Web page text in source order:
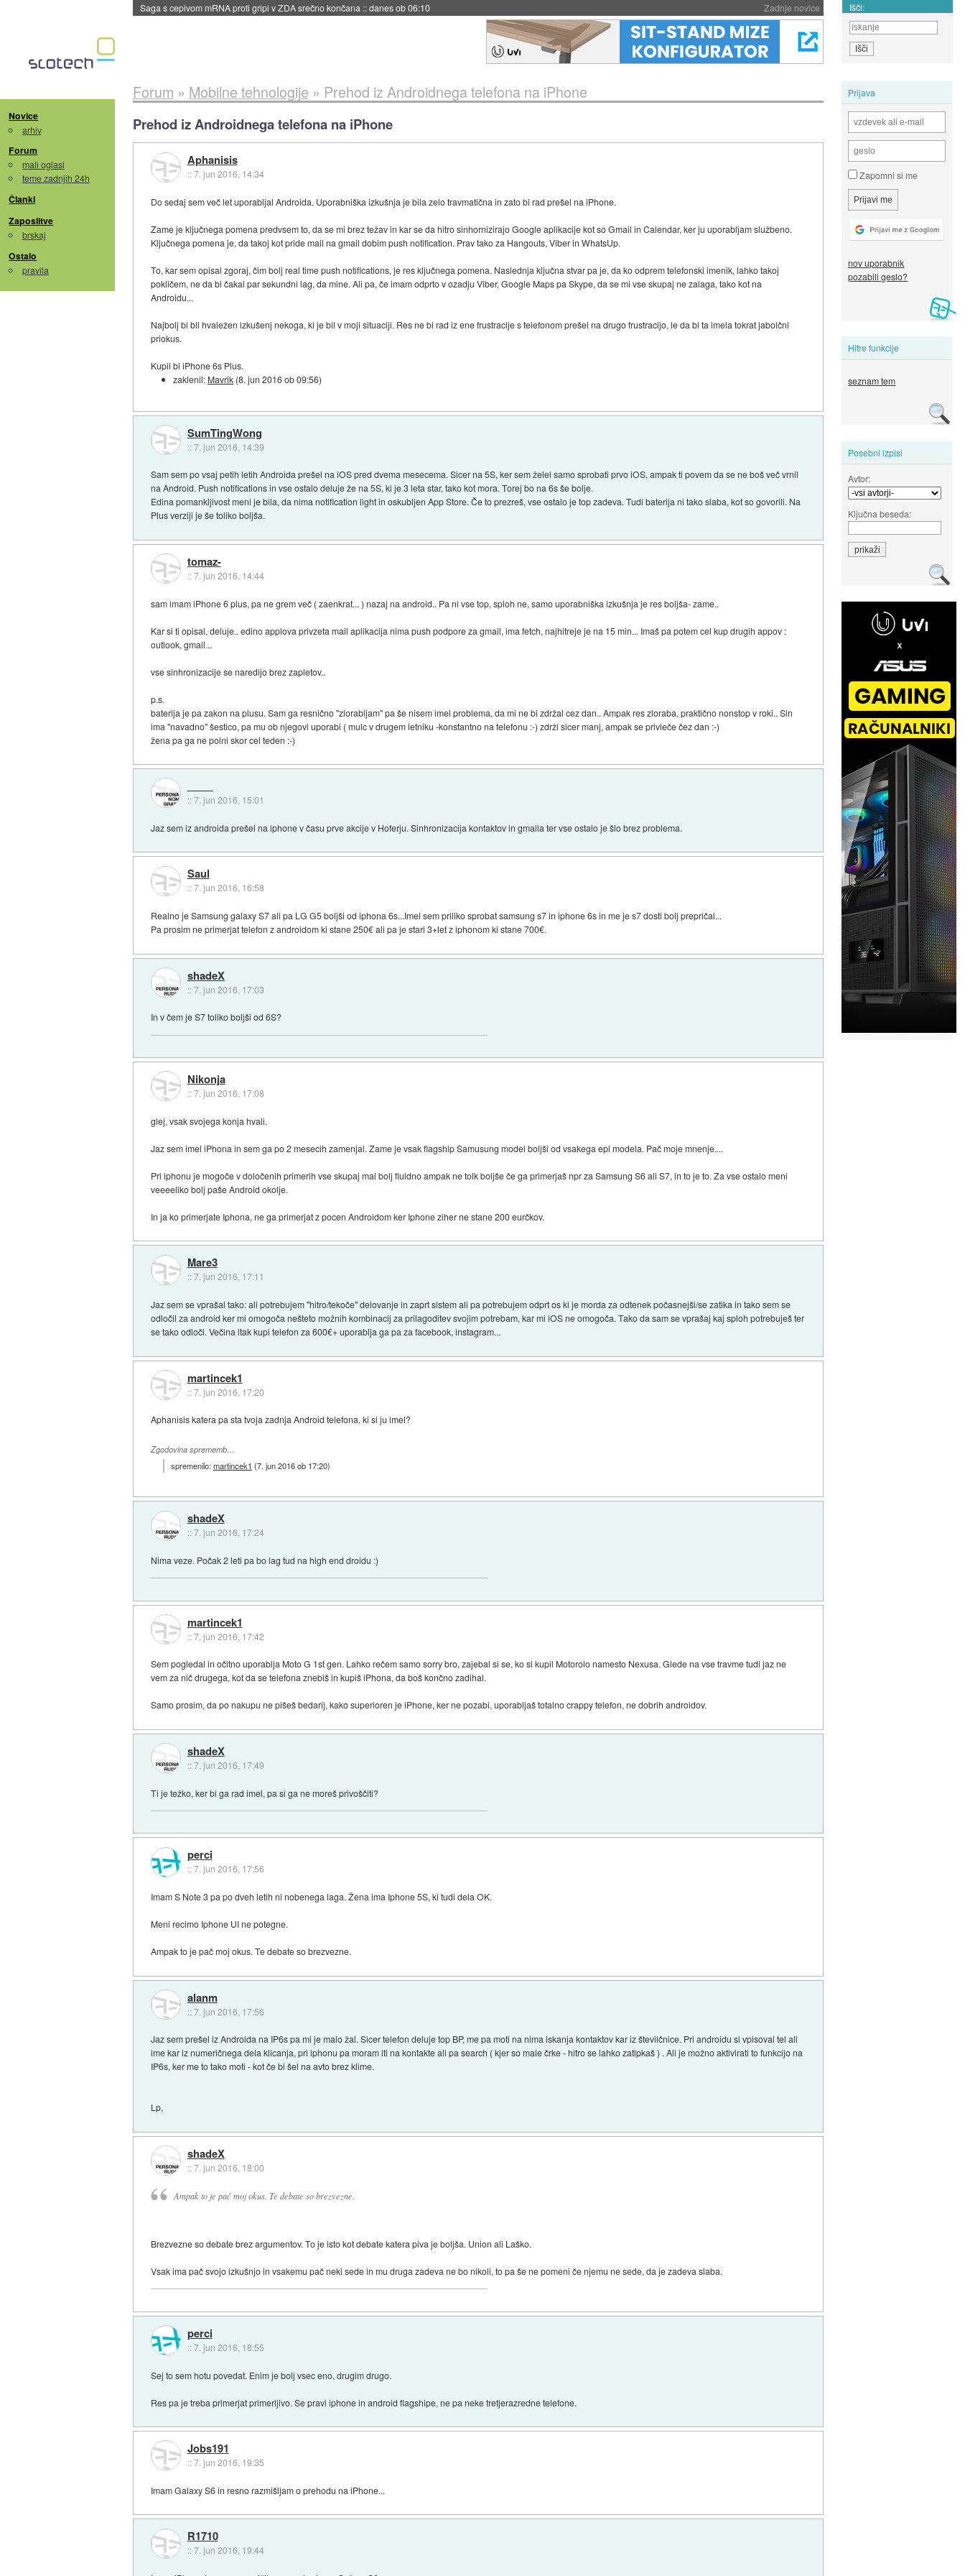
Zadnje novice
BMW v vozilih začel predvajati reklame::danes ob 06:09 Išči:
Novice
arhiv
Forum
mali oglasi
teme zadnjih 24h
Članki
Zaposlitve
brskaj
Ostalo
pravila
Prijava
Zapomni si me
nov uporabnik
pozabili geslo?
Hitre funkcije
seznam tem
Posebni izpisi
Avtor:
Ključna beseda:
Forum » Mobilne tehnologije » Prehod iz Androidnega telefona na iPhone
Prehod iz Androidnega telefona na iPhone
Aphanisis
::7. jun 2016, 14:34
Do sedaj sem več let uporabljal Androida. Uporabniška izkušnja je bila zelo travmatična in zato bi rad prešel na iPhone.
Zame je ključnega pomena predvsem to, da se mi brez težav in kar se da hitro sinhornizirajo Google aplikacije kot so Gmail in Calendar, ker ju uporabljam službeno.
Ključnega pomena je, da takoj kot pride mail na gmail dobim push notification. Prav tako za Hangouts, Viber in WhatsUp.
To, kar sem opisal zgoraj, čim bolj real time push notifications, je res ključnega pomena. Naslednja ključna stvar pa je, da ko odprem telefonski imenik, lahko takoj
pokličem, ne da bi čakal par sekundni lag, da mine. Ali pa, če imam odprto v ozadju Viber, Google Maps pa Skype, da se mi vse skupaj ne zalaga, tako kot na
Androidu...
Najbolj bi bil hvaležen izkušenj nekoga, ki je bil v moji situaciji. Res ne bi rad iz ene frustracije s telefonom prešel na drugo frustracijo, le da bi ta imela tokrat jabolčni
priokus.
Kupil bi iPhone 6s Plus.
zaklenil: Mavrik (8. jun 2016 ob 09:56)
SumTingWong
::7. jun 2016, 14:39
Sam sem po vsaj petih letih Androida prešel na iOS pred dvema mesecema. Sicer na 5S, ker sem želel samo sprobati prvo iOS, ampak ti povem da se ne boš več vrnil
na Android. Push notifications in vse ostalo deluje že na 5S, ki je 3 leta star, tako kot mora. Torej bo na 6s še bolje.
Edina pomankljivost meni je bila, da nima notification light in oskubljen App Store. Če to prezreš, vse ostalo je top zadeva. Tudi baterija ni tako slaba, kot so govorili. Na
Plus verziji je še toliko boljša.
tomaz-
::7. jun 2016, 14:44
sam imam iPhone 6 plus, pa ne grem več ( zaenkrat... ) nazaj na android.. Pa ni vse top, sploh ne, samo uporabniška izkušnja je res boljša- zame..
Kar si ti opisal, deluje.. edino applova privzeta mail aplikacija nima push podpore za gmail, ima fetch, najhitreje je na 15 min... Imaš pa potem cel kup drugih appov :
outlook, gmail...
vse sinhronizacije se naredijo brez zapletov..
p.s.
baterija je pa zakon na plusu. Sam ga resnično "zlorabljam" pa še nisem imel problema, da mi ne bi zdržal cez dan.. Ampak res zloraba, praktično nonstop v roki.. Sin
ima "navadno" šestico, pa mu ob njegovi uporabi ( mulc v drugem letniku -konstantno na telefonu :-) zdrži sicer manj, ampak se privleče čez dan :-)
žena pa ga ne polni skor cel teden :-)
::7. jun 2016, 15:01
Jaz sem iz androida prešel na iphone v času prve akcije v Hoferju. Sinhronizacija kontaktov in gmaila ter vse ostalo je šlo brez problema.
Saul
::7. jun 2016, 16:58
Realno je Samsung galaxy S7 ali pa LG G5 boljši od iphona 6s...Imel sem priliko sprobat samsung s7 in iphone 6s in me je s7 dosti bolj prepričal...
Pa prosim ne primerjat telefon z androidom ki stane 250€ ali pa je stari 3+let z iphonom ki stane 700€.
shadeX
::7. jun 2016, 17:03
In v čem je S7 toliko boljši od 6S?
Nikonja
::7. jun 2016, 17:08
glej, vsak svojega konja hvali.
Jaz sem imel iPhona in sem ga po 2 mesecih zamenjal. Zame je vsak flagship Samusung model boljši od vsakega epl modela. Pač moje mnenje....
Pri iphonu je mogoče v določenih primerih vse skupaj mal bolj fluidno ampak ne tolk boljše če ga primerjaš npr za Samsung S6 ali S7, in to je to. Za vse ostalo meni
veeeeliko bolj paše Android okolje.
In ja ko primerjate Iphona, ne ga primerjat z pocen Androidom ker Iphone ziher ne stane 200 eurčkov.
Mare3
::7. jun 2016, 17:11
Jaz sem se vprašal tako: ali potrebujem "hitro/tekoče" delovanje in zaprt sistem ali pa potrebujem odprt os ki je morda za odtenek počasnejši/se zatika in tako sem se
odločil za android ker mi omogoča nešteto možnih kombinacij za prilagoditev svojim potrebam, kar mi iOS ne omogoča. Tako da sam se vprašaj kaj sploh potrebuješ ter
se tako odloči. Večina itak kupi telefon za 600€+ uporablja ga pa za facebook, instagram...
martincek1
::7. jun 2016, 17:20
Aphanisis katera pa sta tvoja zadnja Android telefona, ki si ju imel?
Zgodovina sprememb…
spremenilo:martincek1 (7. jun 2016 ob 17:20)
shadeX
::7. jun 2016, 17:24
Nima veze. Počak 2 leti pa bo lag tud na high end droidu :)
martincek1
::7. jun 2016, 17:42
Sem pogledal in očitno uporablja Moto G 1st gen. Lahko rečem samo sorry bro, zajebal si se, ko si kupil Motorolo namesto Nexusa. Glede na vse travme tudi jaz ne
vem za nič drugega, kot da se telefona znebiš in kupiš iPhona, da boš končno zadihal.
Samo prosim, da po nakupu ne pišeš bedarij, kako superioren je iPhone, ker ne pozabi, uporabljaš totalno crappy telefon, ne dobrih androidov.
shadeX
::7. jun 2016, 17:49
Ti je težko, ker bi ga rad imel, pa si ga ne moreš privoščiti?
perci
::7. jun 2016, 17:56
Imam S Note 3 pa po dveh letih ni nobenega laga. Žena ima Iphone 5S, ki tudi dela OK.
Meni recimo Iphone UI ne potegne.
Ampak to je pač moj okus. Te debate so brezvezne.
alanm
::7. jun 2016, 17:56
Jaz sem prešel iz Androida na IP6s pa mi je malo žal. Sicer telefon deluje top BP, me pa moti na nima iskanja kontaktov kar iz številčnice. Pri androidu si vpisoval tel ali
ime kar iz numeričnega dela klicanja, pri iphonu pa moram iti na kontakte ali pa search ( kjer so male črke - hitro se lahko zatipkaš ) . Ali je možno aktivirati to funkcijo na
IP6s, ker me to tako moti - kot če bi šel na avto brez klime.
Lp,
shadeX
::7. jun 2016, 18:00
Ampak to je pač moj okus. Te debate so brezvezne.
Brezvezne so debate brez argumentov. To je isto kot debate katera piva je boljša. Union ali Laško.
Vsak ima pač svojo izkušnjo in vsakemu pač neki sede in mu druga zadeva ne bo nikoli, to pa še ne pomeni če njemu ne sede, da je zadeva slaba.
perci
::7. jun 2016, 18:55
Sej to sem hotu povedat. Enim je bolj vsec eno, drugim drugo.
Res pa je treba primerjat primerljivo. Se pravi iphone in android flagshipe, ne pa neke tretjerazredne telefone.
Jobs191
::7. jun 2016, 19:35
Imam Galaxy S6 in resno razmišljam o prehodu na iPhone...
R1710
::7. jun 2016, 19:44